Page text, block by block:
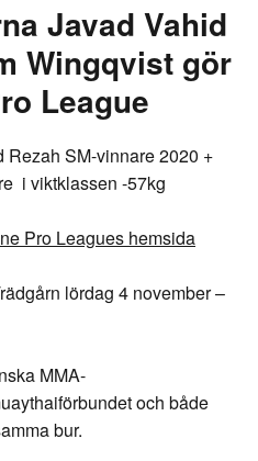
Javad Vahid
Wingqvist gör
League
Rezah SM-vinnare 2020 +
i viktklassen -57kg
Pro Leagues hemsida
lördag 4 november –
MMA-
och både
bur.